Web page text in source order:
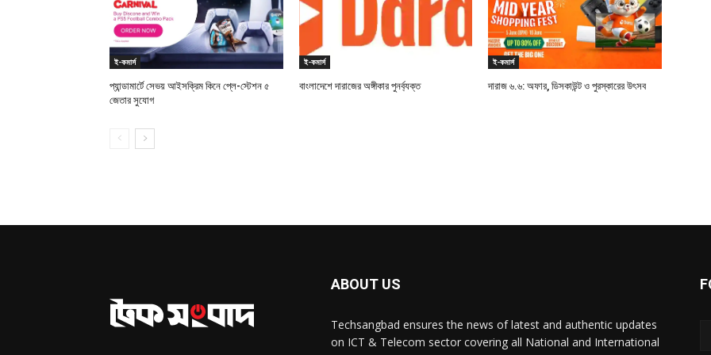
ই-কমার্স
প্যান্ডামার্টে সেভয় আইসক্রিম কিনে প্লে-স্টেশন ৫
জেতার সুযোগ
ই-কমার্স
বাংলাদেশে দারাজের অঙ্গীকার পুনর্ব্যক্ত
ই-কমার্স
দারাজ ৬.৬: অফার, ডিসকাউন্ট ও পুরস্কারের উৎসব
ABOUT US
Techsangbad ensures the news of latest and authentic updates
on ICT & Telecom sector covering all National and International